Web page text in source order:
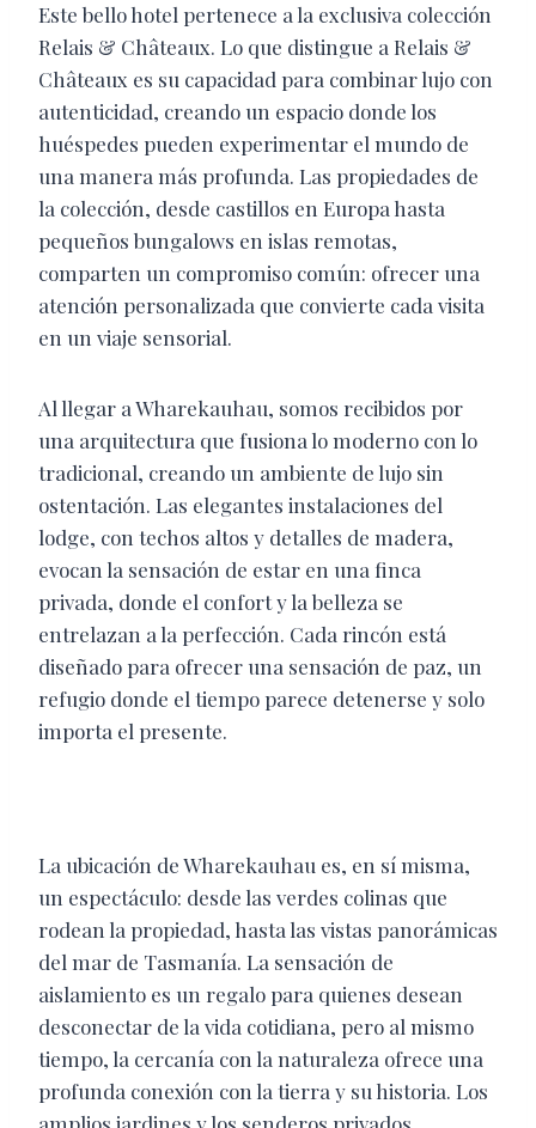
Este bello hotel pertenece a la exclusiva colección
Relais & Châteaux. Lo que distingue a Relais &
Châteaux es su capacidad para combinar lujo con
autenticidad, creando un espacio donde los
huéspedes pueden experimentar el mundo de
una manera más profunda. Las propiedades de
la colección, desde castillos en Europa hasta
pequeños bungalows en islas remotas,
comparten un compromiso común: ofrecer una
atención personalizada que convierte cada visita
en un viaje sensorial.
Al llegar a Wharekauhau, somos recibidos por
una arquitectura que fusiona lo moderno con lo
tradicional, creando un ambiente de lujo sin
ostentación. Las elegantes instalaciones del
lodge, con techos altos y detalles de madera,
evocan la sensación de estar en una finca
privada, donde el confort y la belleza se
entrelazan a la perfección. Cada rincón está
diseñado para ofrecer una sensación de paz, un
refugio donde el tiempo parece detenerse y solo
importa el presente.
La ubicación de Wharekauhau es, en sí misma,
un espectáculo: desde las verdes colinas que
rodean la propiedad, hasta las vistas panorámicas
del mar de Tasmanía. La sensación de
aislamiento es un regalo para quienes desean
desconectar de la vida cotidiana, pero al mismo
tiempo, la cercanía con la naturaleza ofrece una
profunda conexión con la tierra y su historia. Los